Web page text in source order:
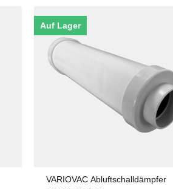
Auf Lager
VARIOVAC Abluftschalldämpfer